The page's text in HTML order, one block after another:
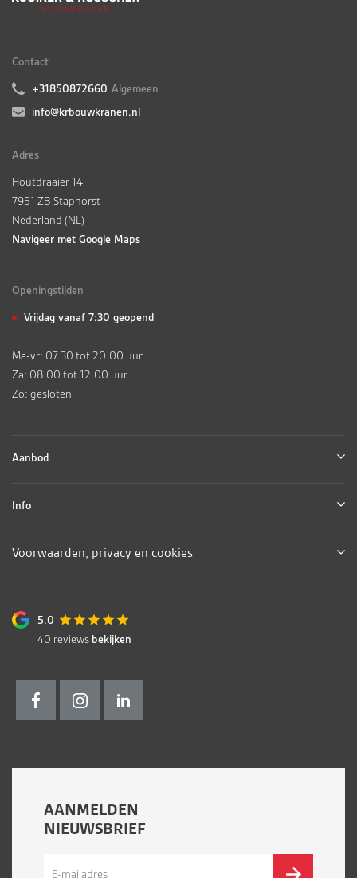
AANMELDEN
NIEUWSBRIEF
Contact
+31850872660 Algemeen
info@krbouwkranen.nl
Adres
Houtdraaier 14
7951 ZB Staphorst
Nederland (NL)
Navigeer met Google Maps
Openingstijden
Vrijdag vanaf 7:30 geopend
Ma-vr: 07.30 tot 20.00 uur
Za: 08.00 tot 12.00 uur
Zo: gesloten
Aanbod
Info
5.0
40 reviews bekijken
Voorwaarden, privacy en cookies